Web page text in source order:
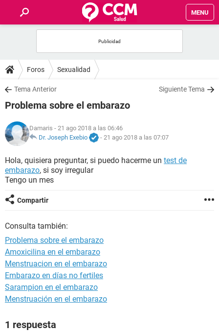
MENU
FOROS
SALUD
NUTRICIÓN
BIENESTAR
Foros Sexualidad
Tema Anterior Siguiente Tema
Problema sobre el embarazo
Damaris - 21 ago 2018 a las 06:46
Dr. Joseph Exebio
- 21 ago 2018 a las 07:07
Hola, quisiera preguntar, si puedo hacerme un test de
embarazo, si soy irregular
Tengo un mes
Compartir
Consulta también:
Problema sobre el embarazo
Amoxicilina en el embarazo
Menstruacion en el embarazo
Embarazo en días no fertiles
Sarampion en el embarazo
Menstruación en el embarazo
1 respuesta